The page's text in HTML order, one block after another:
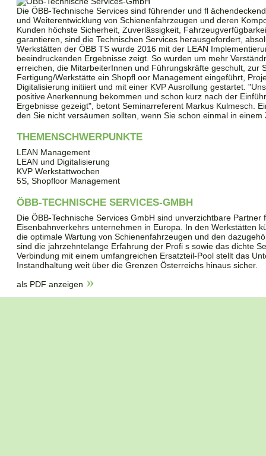
Die ÖBB-Technische Services sind führender und fl
und Weiterentwicklung von Schienenfahrzeugen und deren
Kunden höchste Sicherheit, Zuverlässigkeit,
garantieren, sind die Technischen Services herausgefordert,
Werkstätten der ÖBB TS wurde 2016 mit der LEAN
beeindruckenden Ergebnisse zeigt. So wurden um mehr
erreichen, die MitarbeiterInnen und Führungskräfte geschult, zur
Fertigung/Werkstätte ein Shopfl oor Management eingeführt,
Digitalisierung initiiert und mit einer KVP Ausrollung gestartet.
positive Anerkennung bekommen und schon kurz nach der
Ergebnisse gezeigt", betont Seminarreferent Markus Kulmesch.
den Sie nicht versäumen sollten, wenn Sie schon einmal in einem
THEMENSCHWERPUNKTE
LEAN Management
LEAN und Digitalisierung
KVP Werkstattwochen
5S, Shopfloor Management
ÖBB-TECHNISCHE SERVICES-GMBH
Die ÖBB-Technische Services GmbH sind unverzichtbare
Eisenbahnverkehrs unternehmen in Europa. In den Werkstätten
die optimale Wartung von Schienenfahrzeugen und den
sind die jahrzehntelange Erfahrung der Profi s sowie das dichte
Verbindung mit einem umfangreichen Ersatzteil-Pool stellt das
Instandhaltung weit über die Grenzen Österreichs hinaus sicher.
als PDF anzeigen